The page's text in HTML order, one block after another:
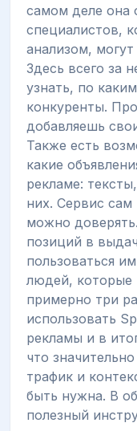
самом деле она
специалистов,
анализом,
Здесь всего за
узнать, по
конкуренты.
добавляешь
Также есть
какие
рекламе:
них. Сервис
можно
позиций в
пользоваться
людей, которые
примерно три
использовать
рекламы и в
что
трафик и
быть нужна. В
полезный